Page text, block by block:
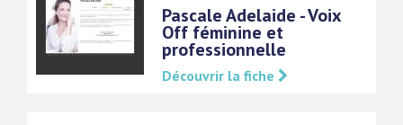
Pascale Adelaide - Voix
Off féminine et
professionnelle
Découvrir la fiche